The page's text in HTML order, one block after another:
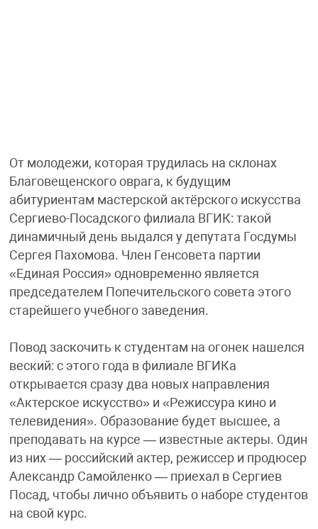
От молодежи, которая трудилась на склонах
Благовещенского оврага, к будущим
абитуриентам мастерской актёрского искусства
Сергиево-Посадского филиала ВГИК: такой
динамичный день выдался у депутата Госдумы
Сергея Пахомова. Член Генсовета партии
«Единая Россия» одновременно является
председателем Попечительского совета этого
старейшего учебного заведения.
Повод заскочить к студентам на огонек нашелся
веский: с этого года в филиале ВГИКа
открывается сразу два новых направления
«Актерское искусство» и «Режиссура кино и
телевидения». Образование будет высшее, а
преподавать на курсе — известные актеры. Один
из них — российский актер, режиссер и продюсер
Александр Самойленко — приехал в Сергиев
Посад, чтобы лично объявить о наборе студентов
на свой курс.